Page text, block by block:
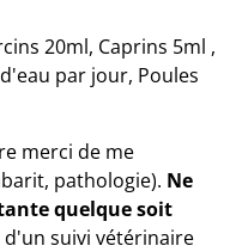
20ml, Caprins 5ml ,
par jour, Poules
merci de me
pathologie). Ne
quelque soit
d'un suivi vétérinaire